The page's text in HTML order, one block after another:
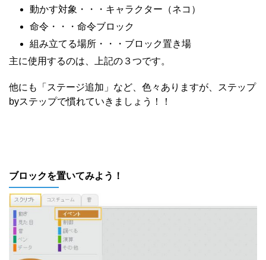
動かす対象・・・キャラクター（ネコ）
命令・・・命令ブロック
組み立てる場所・・・ブロック置き場
主に使用するのは、上記の３つです。
他にも「ステージ追加」など、色々ありますが、ステップ
byステップで慣れていきましょう！！
ブロックを置いてみよう！